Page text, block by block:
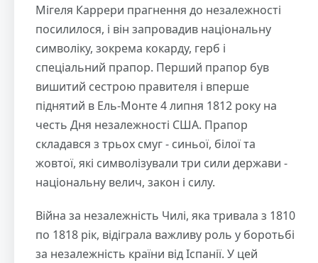
Мігеля Каррери прагнення до незалежності
посилилося, і він запровадив національну
символіку, зокрема кокарду, герб і
спеціальний прапор. Перший прапор був
вишитий сестрою правителя і вперше
піднятий в Ель-Монте 4 липня 1812 року на
честь Дня незалежності США. Прапор
складався з трьох смуг - синьої, білої та
жовтої, які символізували три сили держави -
національну велич, закон і силу.
Війна за незалежність Чилі, яка тривала з 1810
по 1818 рік, відіграла важливу роль у боротьбі
за незалежність країни від Іспанії. У цей